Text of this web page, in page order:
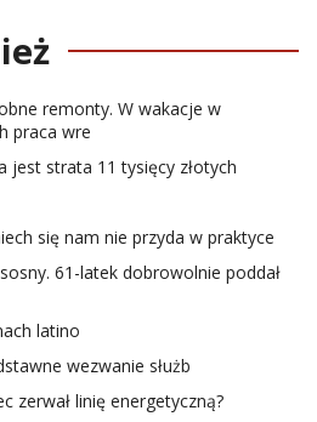
remonty. W wakacje w
praca wre
jest strata 11 tysięcy złotych
się nam nie przyda w praktyce
61-latek dobrowolnie poddał
latino
wezwanie służb
zerwał linię energetyczną?